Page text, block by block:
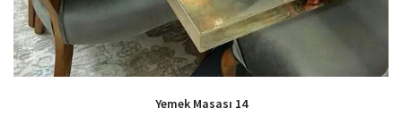
Yemek Masası 14